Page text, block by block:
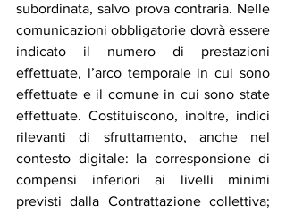
subordinata, salvo prova contraria. Nelle
comunicazioni obbligatorie dovrà essere
indicato il numero di prestazioni
effettuate, l’arco temporale in cui sono
effettuate e il comune in cui sono state
effettuate. Costituiscono, inoltre, indici
rilevanti di sfruttamento, anche nel
contesto digitale: la corresponsione di
compensi inferiori ai livelli minimi
previsti dalla Contrattazione collettiva;